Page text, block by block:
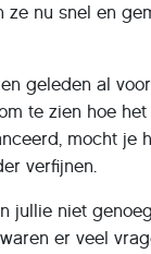
ze nu snel en
geleden al
te zien hoe
mocht je
verfijnen.
jullie niet
er veel